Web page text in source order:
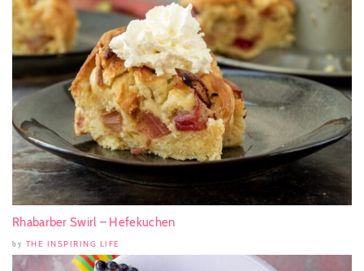
Rhabarber Swirl – Hefekuchen
by THE INSPIRING LIFE